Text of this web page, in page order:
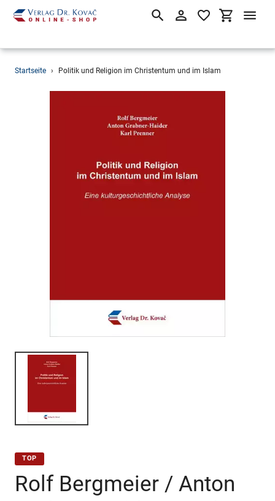
Direkt
SuchenEinloggen
Startseite › Politik und Religion im Christentum und im Islam
TOP
Rolf Bergmeier / Anton